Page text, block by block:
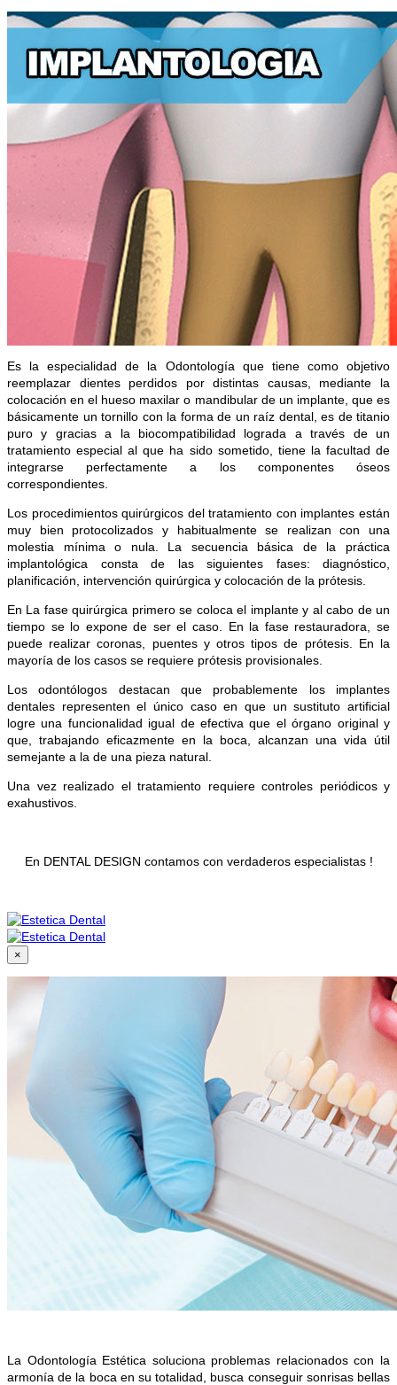
Es la especialidad de la Odontología que tiene como objetivo
reemplazar dientes perdidos por distintas causas, mediante la
colocación en el hueso maxilar o mandibular de un implante, que es
básicamente un tornillo con la forma de un raíz dental, es de titanio
puro y gracias a la biocompatibilidad lograda a través de un
tratamiento especial al que ha sido sometido, tiene la facultad de
integrarse perfectamente a los componentes óseos
correspondientes.
Los procedimientos quirúrgicos del tratamiento con implantes están
muy bien protocolizados y habitualmente se realizan con una
molestia mínima o nula. La secuencia básica de la práctica
implantológica consta de las siguientes fases: diagnóstico,
planificación, intervención quirúrgica y colocación de la prótesis.
En La fase quirúrgica primero se coloca el implante y al cabo de un
tiempo se lo expone de ser el caso. En la fase restauradora, se
puede realizar coronas, puentes y otros tipos de prótesis. En la
mayoría de los casos se requiere prótesis provisionales.
Los odontólogos destacan que probablemente los implantes
dentales representen el único caso en que un sustituto artificial
logre una funcionalidad igual de efectiva que el órgano original y
que, trabajando eficazmente en la boca, alcanzan una vida útil
semejante a la de una pieza natural.
Una vez realizado el tratamiento requiere controles periódicos y
exahustivos.
En DENTAL DESIGN contamos con verdaderos especialistas !
×
La Odontología Estética soluciona problemas relacionados con la
armonía de la boca en su totalidad, busca conseguir sonrisas bellas